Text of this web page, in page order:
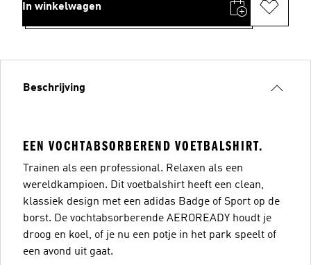
In winkelwagen
Beschrijving
EEN VOCHTABSORBEREND VOETBALSHIRT.
Trainen als een professional. Relaxen als een
wereldkampioen. Dit voetbalshirt heeft een clean,
klassiek design met een adidas Badge of Sport op de
borst. De vochtabsorberende AEROREADY houdt je
droog en koel, of je nu een potje in het park speelt of
een avond uit gaat.